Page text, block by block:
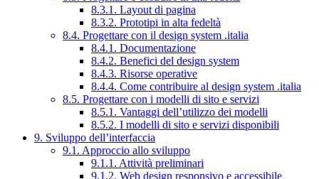
8.3.1. Layout di pagina
8.3.2. Prototipi in alta fedeltà
8.4. Progettare con il design system .italia
8.4.1. Documentazione
8.4.2. Benefici del design system
8.4.3. Risorse operative
8.4.4. Come contribuire al design system .italia
8.5. Progettare con i modelli di sito e servizi
8.5.1. Vantaggi dell’utilizzo dei modelli
8.5.2. I modelli di sito e servizi disponibili
9. Sviluppo dell’interfaccia
9.1. Approccio allo sviluppo
9.1.1. Attività preliminari
9.1.2. Web design responsivo e accessibile